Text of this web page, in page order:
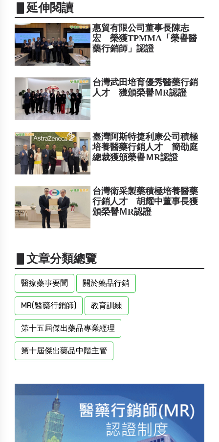
▋延伸閱讀
惠貿有限公司董事長陳志
宏 榮獲TPMMA「榮譽醫
藥行銷師」認證
台灣武田培育優秀醫藥行銷
人才 獲頒榮譽ＭR認證
臺灣阿斯特捷利康公司積極
培養醫藥行銷人才 簡劭庭
總裁獲頒榮譽ＭR認證
台灣衛采製藥積極培養醫藥
行銷人才 胡耀中董事長獲
頒榮譽ＭR認證
▋文章分類總覽
醫療藥事要聞 關於藥品行銷
MR(醫藥行銷師) 教育訓練
第十五屆傑出藥品專業經理
第十屆傑出藥品中階主管